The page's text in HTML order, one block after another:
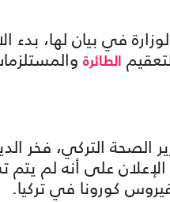
في بيان لها، بدء
الطائرة
الصحة التركي، فخر
على أنه لم
كورونا في تركيا.